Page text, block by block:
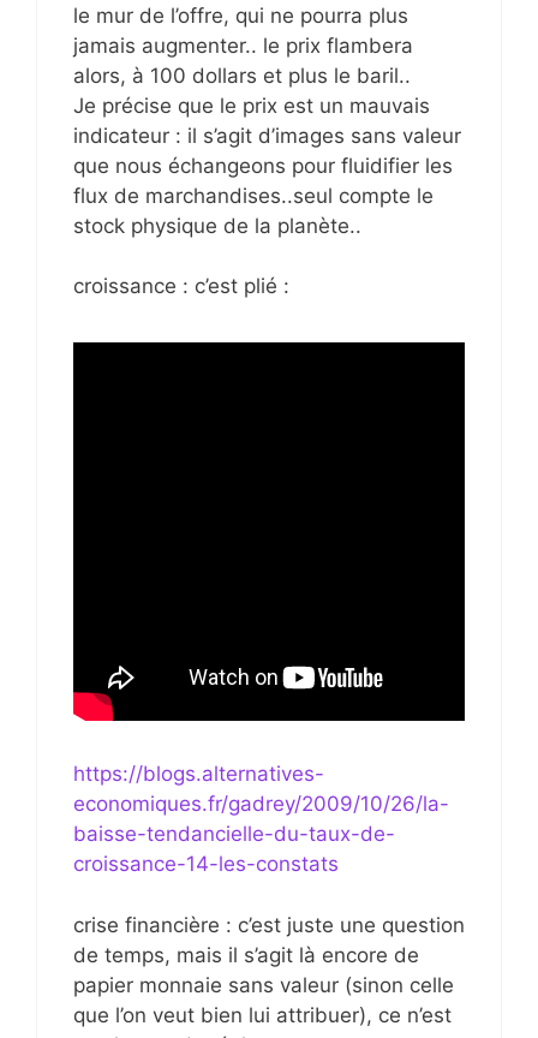
le mur de l’offre, qui ne pourra plus
jamais augmenter.. le prix flambera
alors, à 100 dollars et plus le baril..
Je précise que le prix est un mauvais
indicateur : il s’agit d’images sans valeur
que nous échangeons pour fluidifier les
flux de marchandises..seul compte le
stock physique de la planète..
croissance : c’est plié :
https://blogs.alternatives-
economiques.fr/gadrey/2009/10/26/la-
baisse-tendancielle-du-taux-de-
croissance-14-les-constats
crise financière : c’est juste une question
de temps, mais il s’agit là encore de
papier monnaie sans valeur (sinon celle
que l’on veut bien lui attribuer), ce n’est